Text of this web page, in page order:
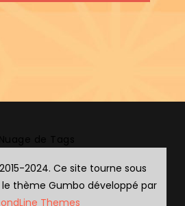
2024. Ce site tourne sous
thème Gumbo développé par
Themes